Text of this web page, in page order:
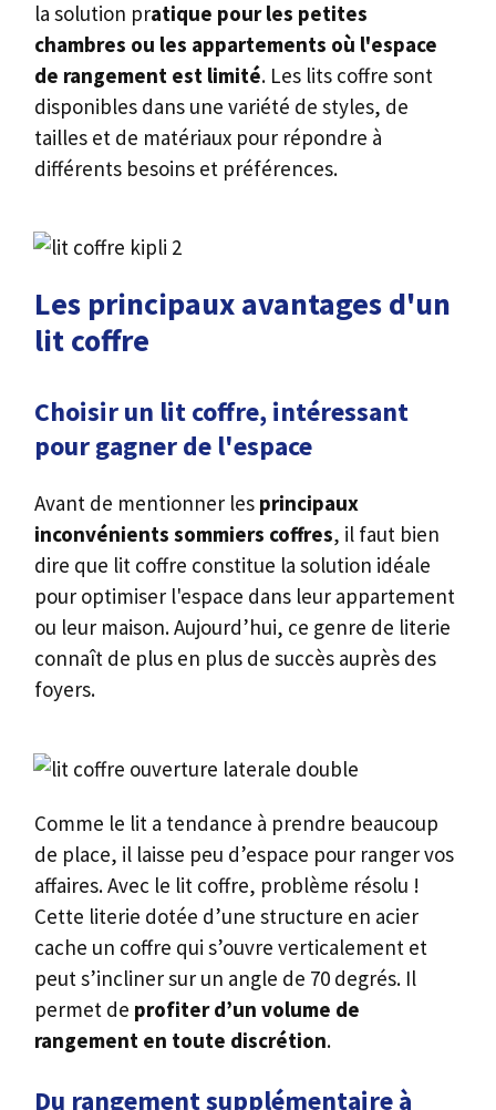
la solution pratique pour les petites
chambres ou les appartements où l'espace
de rangement est limité. Les lits coffre sont
disponibles dans une variété de styles, de
tailles et de matériaux pour répondre à
différents besoins et préférences.
Les principaux avantages d'un
lit coffre
Choisir un lit coffre, intéressant
pour gagner de l'espace
Avant de mentionner les principaux
inconvénients sommiers coffres, il faut bien
dire que lit coffre constitue la solution idéale
pour optimiser l'espace dans leur appartement
ou leur maison. Aujourd’hui, ce genre de literie
connaît de plus en plus de succès auprès des
foyers.
Comme le lit a tendance à prendre beaucoup
de place, il laisse peu d’espace pour ranger vos
affaires. Avec le lit coffre, problème résolu !
Cette literie dotée d’une structure en acier
cache un coffre qui s’ouvre verticalement et
peut s’incliner sur un angle de 70 degrés. Il
permet de profiter d’un volume de
rangement en toute discrétion.
Du rangement supplémentaire à